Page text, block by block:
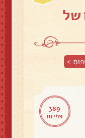
של
>
389
צפיות